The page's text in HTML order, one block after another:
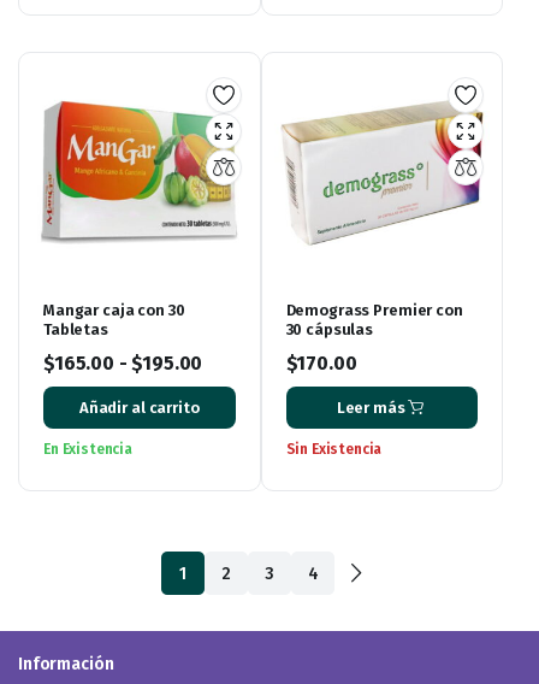
Mangar caja con 30
Tabletas
$165.00 -$195.00
Añadir al carrito
En Existencia
Demograss Premier con
30 cápsulas
$170.00
Leer más
Sin Existencia
1 2 3 4
Información